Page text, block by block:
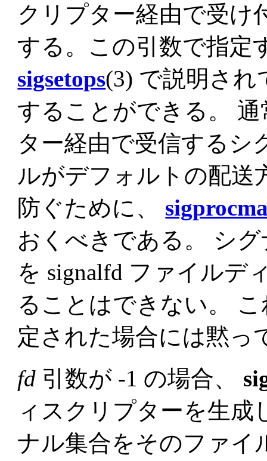
クリプター経由で受け
する。この引数で指定
sigsetops(3) で説明さ
することができる。
ター経由で受信するシ
ルがデフォルトの配送
防ぐために、
おくべきである。 シ
を signalfd ファイルデ
ることはできない。
定された場合には黙っ
fd 引数が -1 の場合、
ィスクリプターを生成
ナル集合をそのファイ